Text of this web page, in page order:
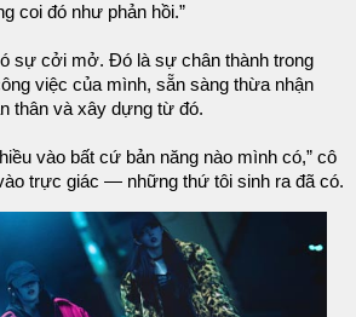
coi đó như phản hồi.”
sự cởi mở. Đó là sự chân thành trong
việc của mình, sẵn sàng thừa nhận
thân và xây dựng từ đó.
vào bất cứ bản năng nào mình có,” cô
trực giác — những thứ tôi sinh ra đã có.